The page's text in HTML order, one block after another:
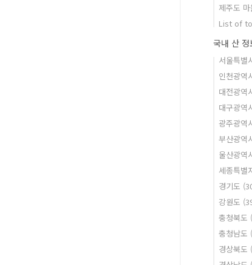
제주도
List of
국내 산 정
서울특별
인천광역
대전광역
대구광역
광주광역
부산광역
울산광역
세종특별
경기도
강원도
충청북도
충청남도
경상북도